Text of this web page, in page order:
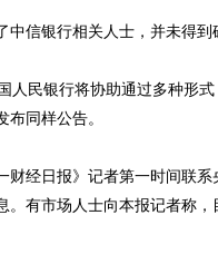
信银行相关人士，并未得到
民银行将协助通过多种形式
同样公告。
经日报》记者第一时间联系
。有市场人士向本报记者称